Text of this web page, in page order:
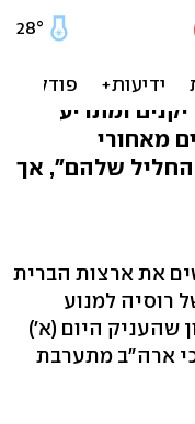
ומתריע
מאחורי
החליל שלהם", אך
את ארצות הברית
רוסיה למנוע
שהעניק היום (א')
כי ארה"ב מתערבת